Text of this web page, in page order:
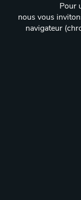
Pour
nous vous
navigateur